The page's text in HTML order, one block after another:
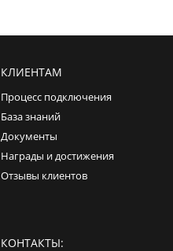
КЛИЕНТАМ
Процесс подключения
База знаний
Документы
Награды и достижения
Отзывы клиентов
КОНТАКТЫ: